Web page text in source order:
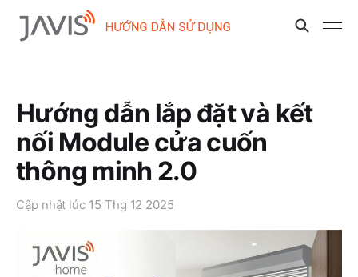
Hướng dẫn lắp đặt và kết
nối Module cửa cuốn
thông minh 2.0
Cập nhật lúc 15 Thg 12 2025